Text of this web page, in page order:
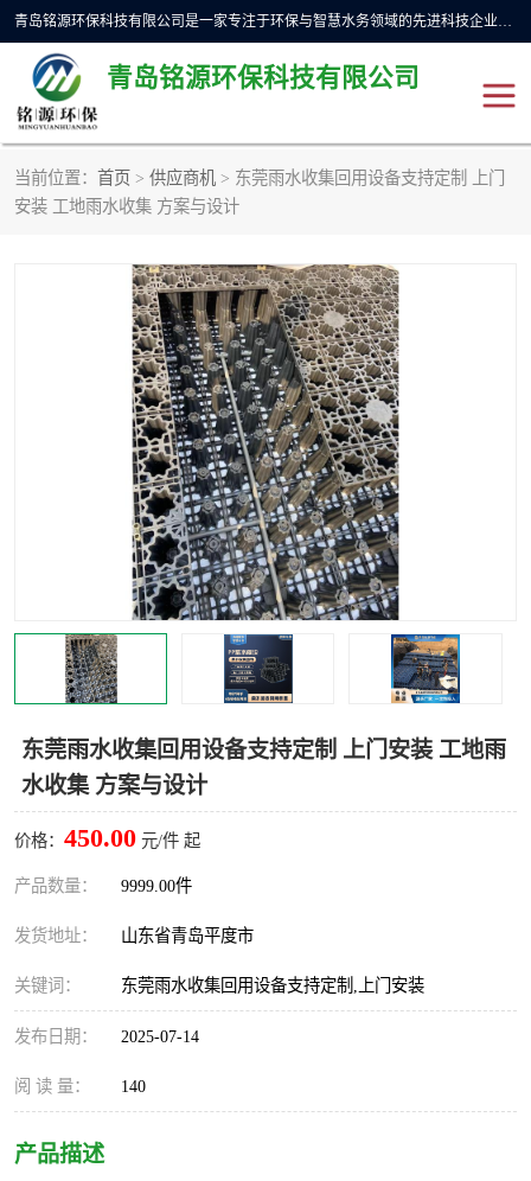
青岛铭源环保科技有限公司是一家专注于环保与智慧水务领域的先进科技企业，公司专注于云智能一体化预制泵站、水务循环利用、海绵城市、云智慧水务开发及新型环保技术研发等领域。铭源环保以为客户提供优质产品、专业技术服务为己任。为客户提供量身定制方案，提供多种配置方案满足实际使用要求。严控供货周期，并提供高标准后期维护。以环保为己任，视质量如生命，以技术做先导，靠诚信赢客户。
青岛铭源环保科技有限公司
当前位置： 首页 > 供应商机 > 东莞雨水收集回用设备支持定制 上门
安装 工地雨水收集 方案与设计
东莞雨水收集回用设备支持定制 上门安装 工地雨
水收集 方案与设计
价格： 450.00 元/件 起
产品数量： 9999.00件
发货地址： 山东省青岛平度市
关键词： 东莞雨水收集回用设备支持定制,上门安装
发布日期： 2025-07-14
阅 读 量： 140
产品描述
一体化HMPP泵站
智能截流井 智能旋转喷射器
下开式堰门 液动限流闸门
加压泵房/灌溉泵房 一体化预制泵站
不锈钢浮筒阀 真空冲洗装置
雨水收集回用装置 门式冲洗装置
智能一体化灌溉泵房 一体化污水处理泵房
水面垃圾清理装置 浅层砂过滤装置
一体化泵闸
真空冲洗设备
水平自清洗格栅